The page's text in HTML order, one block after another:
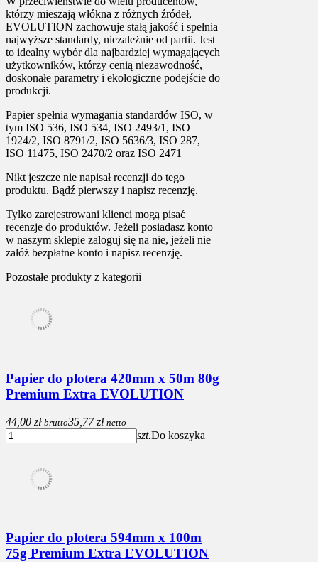
którzy mieszają włókna z różnych źródeł,
EVOLUTION zachowuje stałą jakość i spełnia
najwyższe standardy, niezależnie od partii. Jest
to idealny wybór dla najbardziej wymagających
użytkowników, którzy cenią niezawodność,
doskonałe parametry i ekologiczne podejście do
produkcji.
Papier spełnia wymagania standardów ISO, w
tym ISO 536, ISO 534, ISO 2493/1, ISO
1924/2, ISO 8791/2, ISO 5636/3, ISO 287,
ISO 11475, ISO 2470/2 oraz ISO 2471
Nikt jeszcze nie napisał recenzji do tego
produktu. Bądź pierwszy i napisz recenzję.
Tylko zarejestrowani klienci mogą pisać
recenzje do produktów. Jeżeli posiadasz konto
w naszym sklepie zaloguj się na nie, jeżeli nie
załóż bezpłatne konto i napisz recenzję.
Pozostałe produkty z kategorii
Papier do plotera 420mm x 50m 80g
Premium Extra EVOLUTION
44,00 zł brutto35,77 zł netto
szt.Do koszyka
Papier do plotera 594mm x 100m
75g Premium Extra EVOLUTION